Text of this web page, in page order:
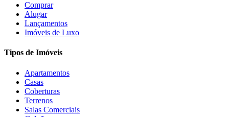
Comprar
Alugar
Lançamentos
Imóveis de Luxo
Tipos de Imóveis
Apartamentos
Casas
Coberturas
Terrenos
Salas Comerciais